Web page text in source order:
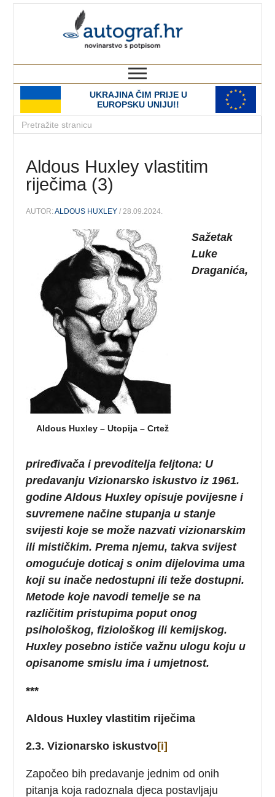
UKRAJINA ČIM PRIJE U
EUROPSKU UNIJU!!
Aldous Huxley vlastitim
riječima (3)
AUTOR:ALDOUS HUXLEY / 28.09.2024.
Aldous Huxley – Utopija – Crtež
Sažetak
Luke
Draganića,
priređivača i prevoditelja feljtona: U
predavanju Vizionarsko iskustvo iz 1961.
godine Aldous Huxley opisuje povijesne i
suvremene načine stupanja u stanje
svijesti koje se može nazvati vizionarskim
ili mističkim. Prema njemu, takva svijest
omogućuje doticaj s onim dijelovima uma
koji su inače nedostupni ili teže dostupni.
Metode koje navodi temelje se na
različitim pristupima poput onog
psihološkog, fiziološkog ili kemijskog.
Huxley posebno ističe važnu ulogu koju u
opisanome smislu ima i umjetnost.
***
Aldous Huxley vlastitim riječima
2.3. Vizionarsko iskustvo[i]
Započeo bih predavanje jednim od onih
pitanja koja radoznala djeca postavljaju